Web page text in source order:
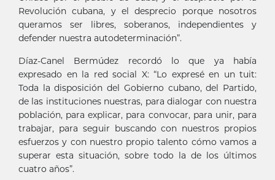
Revolución cubana, y el desprecio porque nosotros
queramos ser libres, soberanos, independientes y
defender nuestra autodeterminación”.
Díaz-Canel Bermúdez recordó lo que ya había
expresado en la red social X: “Lo expresé en un tuit:
Toda la disposición del Gobierno cubano, del Partido,
de las instituciones nuestras, para dialogar con nuestra
población, para explicar, para convocar, para unir, para
trabajar, para seguir buscando con nuestros propios
esfuerzos y con nuestro propio talento cómo vamos a
superar esta situación, sobre todo la de los últimos
cuatro años”.